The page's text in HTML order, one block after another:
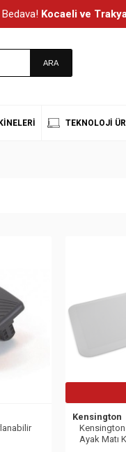
Kocaeli ve
TEKNOLOJI
Kensington
Ayak Matı